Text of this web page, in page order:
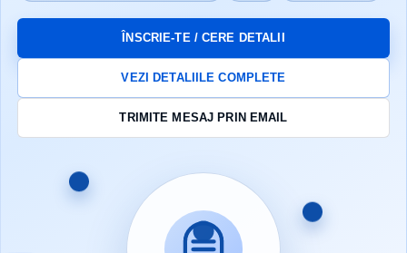
ÎNSCRIE-TE / CERE DETALII
VEZI DETALIILE COMPLETE
TRIMITE MESAJ PRIN EMAIL